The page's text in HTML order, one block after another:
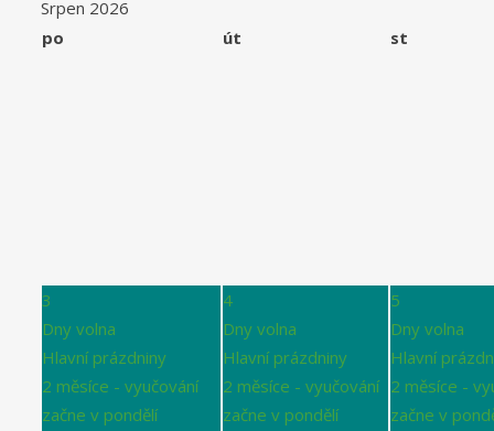
Srpen 2026
po
út st
3
Dny volna
Hlavní prázdniny
2 měsíce - vyučování
začne v pondělí
4
Dny volna
Hlavní prázdniny
2 měsíce - vyučování
začne v pondělí
5
Dny volna
Hlavní
2 měsíce -
začne v